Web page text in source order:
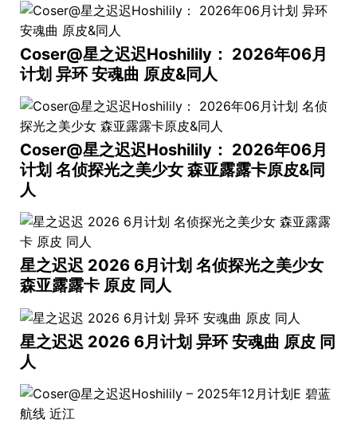
Coser@星之迟迟Hoshilily： 2026年06月
计划 异环 安魂曲 原皮&同人
Coser@星之迟迟Hoshilily： 2026年06月
计划 名侦探光之美少女 森亚露露卡原皮&同
人
星之迟迟 2026 6月计划 名侦探光之美少女
森亚露露卡 原皮 同人
星之迟迟 2026 6月计划 异环 安魂曲 原皮 同
人